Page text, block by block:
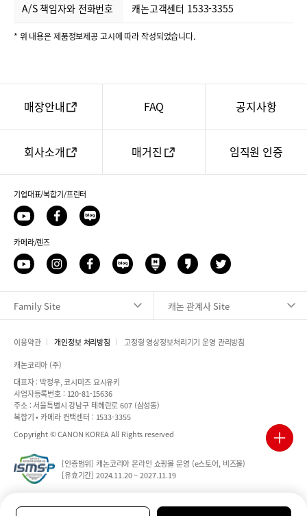
A/S 책임자와 전화번호
캐논고객센터 1533-3355
* 위 내용은 제품정보제공 고시에 따라 작성되었습니다.
매장안내 FAQ 공지사항
회사소개 매거진 임직원 인증
기업대표/복합기/프린터
유
투
브
페
이
스
북
네
이
블
로
그
카메라/렌즈
유
투
브
인
스
타
그
램
페
이
스
네
이
버
로
그
네
이
버
스
트
카
카
오
스
토
리
트
위
터
Family Site 캐논 관계사 Site
이용약관 개인정보 처리방침 고정형 영상정보처리기기 운영 관리방침
캐논코리아 (주)
대표자 : 박정우, 코시미즈 요시유키
사업자등록번호 : 120-81-15636
주소 : 서울특별시 강남구 테헤란로 607 (삼성동)
복합기 • 카메라 컨택센터 : 1533-3355
Copyright © CANON KOREA All Rights reserved
[인증범위] 캐논코리아 온라인 쇼핑몰 운영 (e스토어, 비즈몰)
[유효기간] 2024.11.20 ~ 2027.11.19